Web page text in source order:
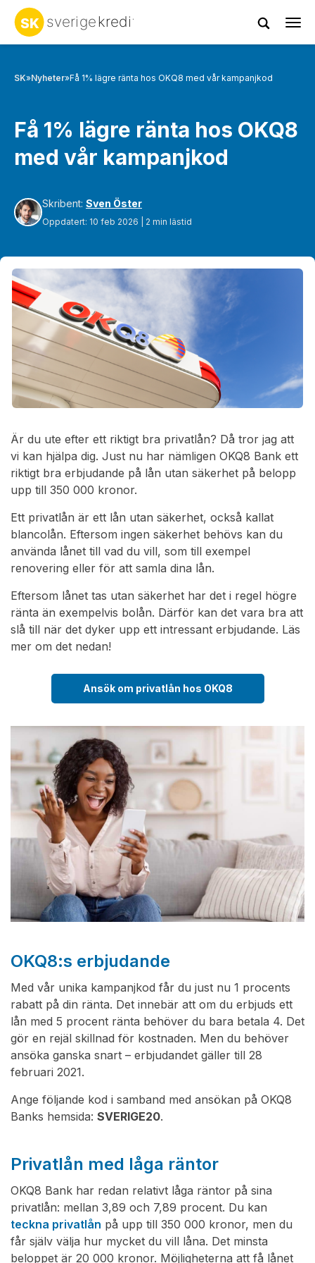
SK»Nyheter»Få 1% lägre ränta hos OKQ8 med vår kampanjkod
Få 1% lägre ränta hos OKQ8
med vår kampanjkod
Skribent: Sven Öster
Oppdatert: 10 feb 2026 | 2 min lästid
Är du ute efter ett riktigt bra privatlån? Då tror jag att
vi kan hjälpa dig. Just nu har nämligen OKQ8 Bank ett
riktigt bra erbjudande på lån utan säkerhet på belopp
upp till 350 000 kronor.
Ett privatlån är ett lån utan säkerhet, också kallat
blancolån. Eftersom ingen säkerhet behövs kan du
använda lånet till vad du vill, som till exempel
renovering eller för att samla dina lån.
Eftersom lånet tas utan säkerhet har det i regel högre
ränta än exempelvis bolån. Därför kan det vara bra att
slå till när det dyker upp ett intressant erbjudande. Läs
mer om det nedan!
Ansök om privatlån hos OKQ8
OKQ8:s erbjudande
Med vår unika kampanjkod får du just nu 1 procents
rabatt på din ränta. Det innebär att om du erbjuds ett
lån med 5 procent ränta behöver du bara betala 4. Det
gör en rejäl skillnad för kostnaden. Men du behöver
ansöka ganska snart – erbjudandet gäller till 28
februari 2021.
Ange följande kod i samband med ansökan på OKQ8
Banks hemsida: SVERIGE20.
Privatlån med låga räntor
OKQ8 Bank har redan relativt låga räntor på sina
privatlån: mellan 3,89 och 7,89 procent. Du kan
teckna privatlån på upp till 350 000 kronor, men du
får själv välja hur mycket du vill låna. Det minsta
beloppet är 20 000 kronor. Möjligheterna att få lånet